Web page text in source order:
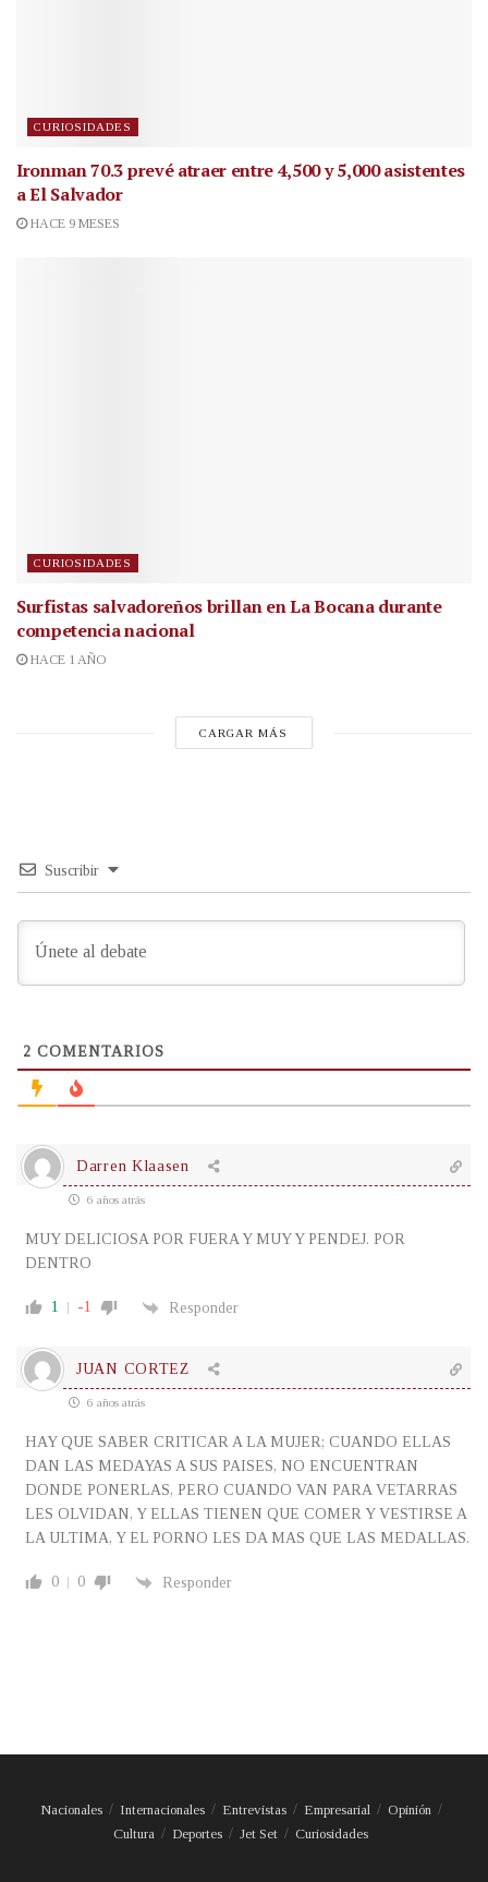
CURIOSIDADES
Ironman 70.3 prevé atraer entre 4,500 y 5,000 asistentes
a El Salvador
HACE 9 MESES
CURIOSIDADES
Surfistas salvadoreños brillan en La Bocana durante
competencia nacional
HACE 1 AÑO
CARGAR MÁS
Suscribir
2 COMENTARIOS
Darren Klaasen
6 años atrás
MUY DELICIOSA POR FUERA Y MUY Y PENDEJ. POR
DENTRO
1 -1 Responder
JUAN CORTEZ
6 años atrás
HAY QUE SABER CRITICAR A LA MUJER; CUANDO ELLAS
DAN LAS MEDAYAS A SUS PAISES, NO ENCUENTRAN
DONDE PONERLAS, PERO CUANDO VAN PARA VETARRAS
LES OLVIDAN, Y ELLAS TIENEN QUE COMER Y VESTIRSE A
LA ULTIMA, Y EL PORNO LES DA MAS QUE LAS MEDALLAS.
0 0 Responder
Nacionales Internacionales Entrevistas Empresarial
Opinión
Cultura
Deportes Jet Set Curiosidades